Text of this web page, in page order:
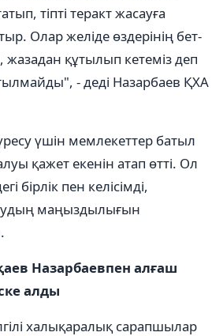
тіпті теракт жасауға
Олар желіде өздерінің бет-
құтылып кетеміз деп
- деді Назарбаев ҚХА
үшін мемлекеттер батыл
қажет екенін атап өтті. Ол
бірлік пен келісімді,
маңыздылығын
Назарбаевпен алғаш
алды
халықаралық сарапшылар